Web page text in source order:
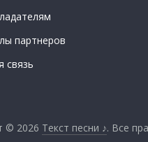
партнеров
связь
© 2026 Текст песни ♪. Все